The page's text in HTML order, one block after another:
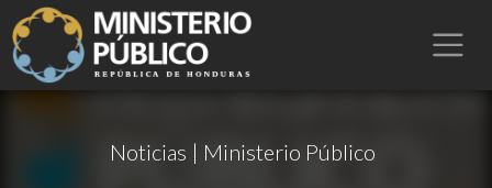
Noticias | Ministerio Público